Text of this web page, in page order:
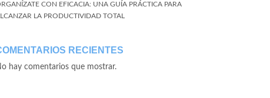
CON EFICACIA: UNA GUÍA PRÁCTICA PARA
LA PRODUCTIVIDAD TOTAL
RECIENTES
hay comentarios que mostrar.